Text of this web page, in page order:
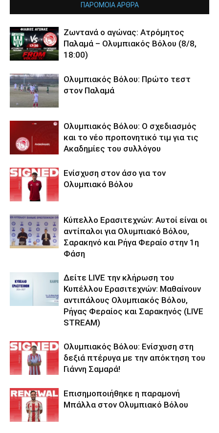
ΠΑΡΟΜΟΙΑ ΑΡΘΡΑ
Ζωντανά ο αγώνας: Ατρόμητος
Παλαμά – Ολυμπιακός Βόλου (8/8,
18:00)
Ολυμπιακός Βόλου: Πρώτο τεστ
στον Παλαμά
Ολυμπιακός Βόλου: Ο σχεδιασμός
και το νέο προπονητικό τιμ για τις
Ακαδημίες του συλλόγου
Ενίσχυση στον άσο για τον
Ολυμπιακό Βόλου
Κύπελλο Ερασιτεχνών: Αυτοί είναι οι
αντίπαλοι για Ολυμπιακό Βόλου,
Σαρακηνό και Ρήγα Φεραίο στην 1η
Φάση
Δείτε LIVE την κλήρωση του
Κυπέλλου Ερασιτεχνών: Μαθαίνουν
αντιπάλους Ολυμπιακός Βόλου,
Ρήγας Φεραίος και Σαρακηνός (LIVE
STREAM)
Ολυμπιακός Βόλου: Ενίσχυση στη
δεξιά πτέρυγα με την απόκτηση του
Γιάννη Σαμαρά!
Επισημοποιήθηκε η παραμονή
Μπάλλα στον Ολυμπιακό Βόλου